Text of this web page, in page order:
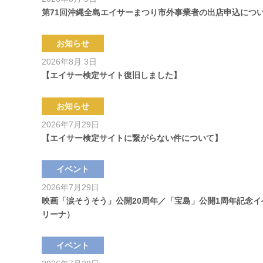
第71回沖縄全島エイサーまつり市外事業者の出店申込につ
お知らせ
2026年8月 3日
【エイサー検定サイト復旧しました】
お知らせ
2026年7月29日
【エイサー検定サイトに繋がらない件について】
イベント
2026年7月29日
映画「涙そうそう」公開20周年／「宝島」公開1周年記念
リーナ）
イベント